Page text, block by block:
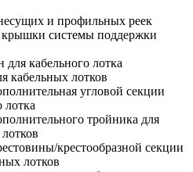
и профильных реек
системы поддержки
кабельного лотка
кабельных лотков
угловой секции
лотка
тройника для
крестообразной секции
лотков